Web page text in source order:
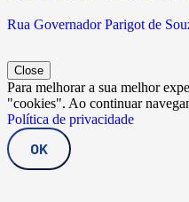
Rua Governador Parigot de
Close
Para melhorar a sua melhor
"cookies". Ao continuar
Política de privacidade
OK